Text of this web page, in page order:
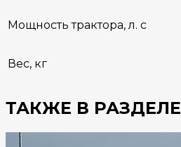
Мощность трактора, л. с
Вес, кг
ТАКЖЕ В РАЗДЕЛЕ